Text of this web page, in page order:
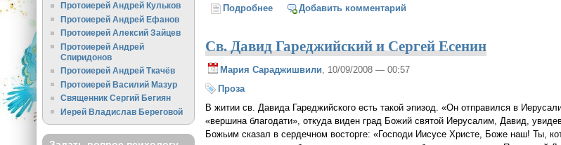
Подробнеео Встреча — предупреждение
Добавить комментарий
Св. Давид Гареджийский и Сергей Есенин
Мария Сараджишвили, 10/09/2008 — 00:57
Проза
В житии св. Давида Гареджийского есть такой эпизод. «Он отправился в
«вершина благодати», откуда виден град Божий святой Иерусалим, Давид,
Божьим сказал в сердечном восторге: «Господи Иисусе Христе, Боже наш! Ты,
Протоиерей Андрей Кульков
Протоиерей Андрей Ефанов
Протоиерей Алексий Зайцев
Протоиерей Андрей
Спиридонов
Протоиерей Андрей Ткачёв
Протоиерей Василий Мазур
Священник Сергий Бегиян
Иерей Владислав Береговой